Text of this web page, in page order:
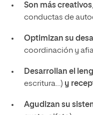
Son más creativos
conductas de
Optimizan su
coordinación y
Desarrollan el
escritura…) y
Agudizan su